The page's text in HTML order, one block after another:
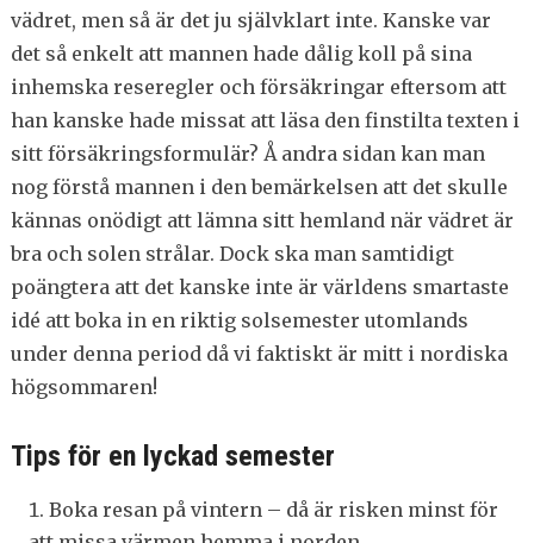
vädret, men så är det ju självklart inte. Kanske var
det så enkelt att mannen hade dålig koll på sina
inhemska reseregler och försäkringar eftersom att
han kanske hade missat att läsa den finstilta texten i
sitt försäkringsformulär? Å andra sidan kan man
nog förstå mannen i den bemärkelsen att det skulle
kännas onödigt att lämna sitt hemland när vädret är
bra och solen strålar. Dock ska man samtidigt
poängtera att det kanske inte är världens smartaste
idé att boka in en riktig solsemester utomlands
under denna period då vi faktiskt är mitt i nordiska
högsommaren!
Tips för en lyckad semester
Boka resan på vintern – då är risken minst för